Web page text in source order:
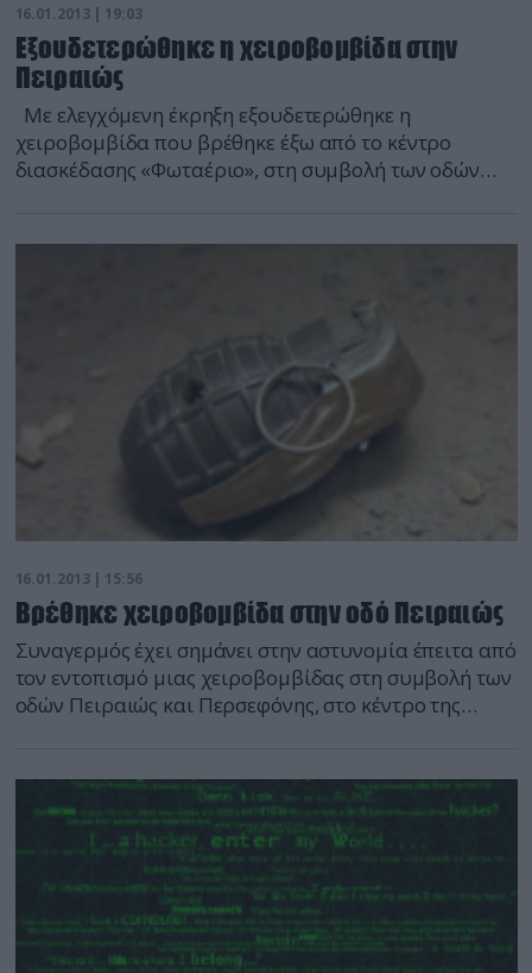
16.01.2013 | 19:03
Εξουδετερώθηκε η χειροβομβίδα στην
Πειραιώς
Με ελεγχόμενη έκρηξη εξουδετερώθηκε η
χειροβομβίδα που βρέθηκε έξω από το κέντρο
διασκέδασης «Φωταέριο», στη συμβολή των οδών
οδό Πειραιώς για πέντε ώρες. Τη χειροβομβίδα
16.01.2013 | 15:56
Βρέθηκε χειροβομβίδα στην οδό Πειραιώς
Συναγερμός έχει σημάνει στην αστυνομία έπειτα από
τον εντοπισμό μιας χειροβομβίδας στη συμβολή των
οδών Πειραιώς και Περσεφόνης, στο κέντρο της
και του στρατού, ενώ έχει διακοπεί η κυκλοφορία
των οχημάτων έχει διακοπεί και στα δύο ρεύματα
της Πειραιώς από την Πέτρου Ράλλη έως […]